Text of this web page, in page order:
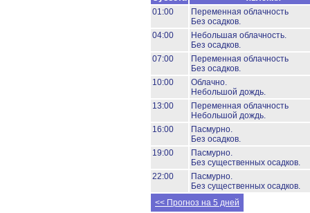
01:00
Переменная облачность
Без осадков.
04:00
Небольшая облачность.
Без осадков.
07:00
Переменная облачность
Без осадков.
10:00
Облачно.
Небольшой дождь.
13:00
Переменная облачность
Небольшой дождь.
16:00
Пасмурно.
Без осадков.
19:00
Пасмурно.
Без существенных осадков.
22:00
Пасмурно.
Без существенных осадков.
<< Прогноз на 5 дней